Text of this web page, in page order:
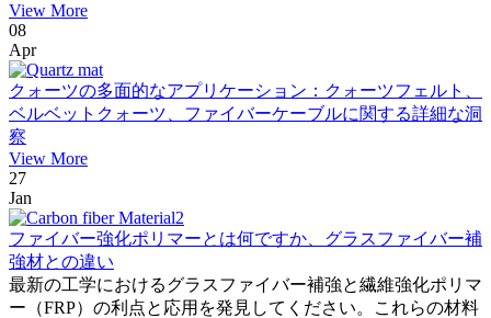
View More
08
Apr
クォーツの多面的なアプリケーション：クォーツフェルト、
ベルベットクォーツ、ファイバーケーブルに関する詳細な洞
察
View More
27
Jan
ファイバー強化ポリマーとは何ですか、グラスファイバー補
強材との違い
最新の工学におけるグラスファイバー補強と繊維強化ポリマ
ー（FRP）の利点と応用を発見してください。これらの材料